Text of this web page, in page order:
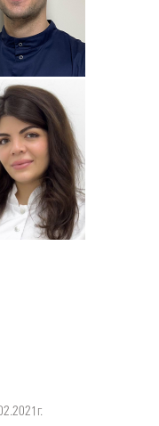
о
Симонов
детский
о
Тумасян
терапевт